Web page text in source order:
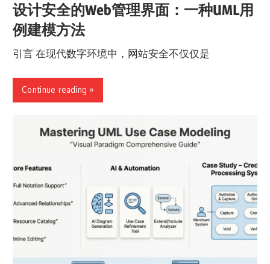
设计安全的Web管理界面：一种UML用
例建模方法
引言 在现代数字环境中，网站安全不仅仅是
Continue reading